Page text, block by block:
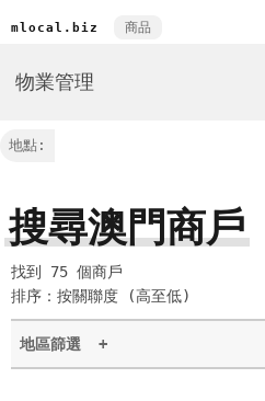
mlocal.biz 商品
地點:
搜尋澳門商戶
找到 75 個商戶
排序：按關聯度 (高至低)
地區篩選 +